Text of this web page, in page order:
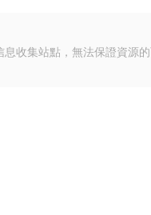
收集站點，無法保證資源